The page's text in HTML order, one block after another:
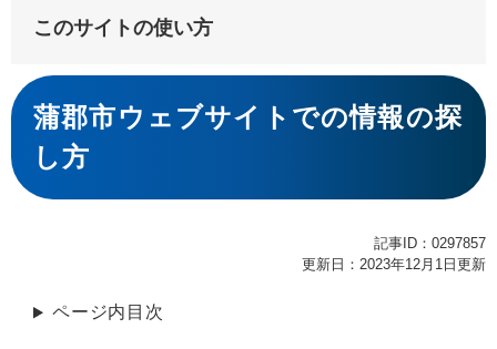
このサイトの使い方
本
文
蒲郡市ウェブサイトでの情報の探
し方
記事ID：0297857
更新日：2023年12月1日更新
ページ内目次